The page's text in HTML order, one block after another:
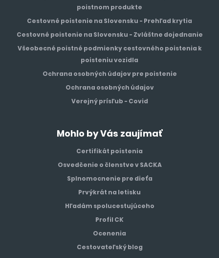
poistnom produkte
Cestovné poistenie na Slovensku - Prehľad krytia
Cestovné poistenie na Slovensku - Zvláštne dojednanie
Všeobecné poistné podmienky cestovného poistenia k
poisteniu vozidla
Ochrana osobných údajov pre poistenie
Ochrana osobných údajov
Verejný prísľub - Covid
Mohlo by Vás zaujímať
Certifikát poistenia
Osvedčenie o členstve v SACKA
Splnomocnenie pre dieťa
Prvýkrát na letisku
Hľadám spolucestujúceho
Profil CK
Ocenenia
Cestovateľský blog